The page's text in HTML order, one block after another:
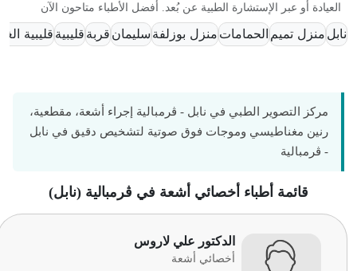
العيادة أو عبر الإستشارة الطبية عن بُعد. أفضل الأطباء متاحون الآن
نابلمنزل تميمالحماماتمنزل بوزلفةسليمانقربة قليبيةقليبية
مركز التصوير الطبي في نابل - ڨرمبالية إجراء أشعة، مقطعية،
رنين مغناطيسي وموجات فوق صوتية لتشخيص دقيق في نابل
- ڨرمبالية
قائمة أطباء أخصائي أشعة في ڨرمبالية (نابل)
الدكتور علي لاروس
أخصائي أشعة